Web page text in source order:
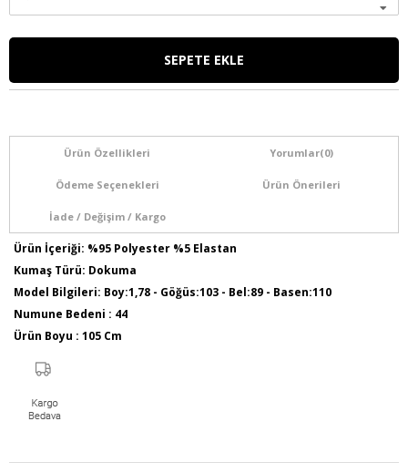
Ürün Özellikleri Yorumlar(0)
Ödeme Seçenekleri Ürün Önerileri
İade / Değişim / Kargo
Ürün İçeriği: %95 Polyester %5 Elastan
Kumaş Türü: Dokuma
Model Bilgileri: Boy:1,78 - Göğüs:103 - Bel:89 - Basen:110
Numune Bedeni : 44
Ürün Boyu : 105 Cm